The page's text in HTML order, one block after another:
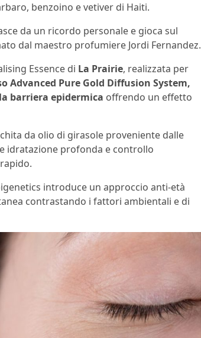
benzoino e vetiver di Haiti.
da un ricordo personale e gioca sul
dal maestro profumiere Jordi Fernandez.
Essence di La Prairie, realizzata per
Advanced Pure Gold Diffusion System,
barriera epidermica offrendo un effetto
da olio di girasole proveniente dalle
idratazione profonda e controllo
introduce un approccio anti-età
contrastando i fattori ambientali e di